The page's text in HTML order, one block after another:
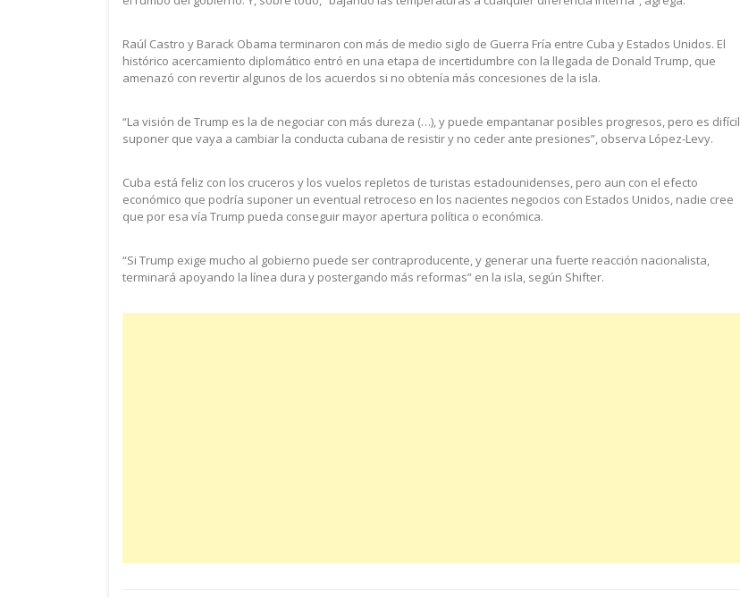
Raúl Castro y Barack Obama terminaron con más de medio siglo de Guerra Fría entre Cuba y Estados Unidos. El
histórico acercamiento diplomático entró en una etapa de incertidumbre con la llegada de Donald Trump, que
amenazó con revertir algunos de los acuerdos si no obtenía más concesiones de la isla.
“La visión de Trump es la de negociar con más dureza (…), y puede empantanar posibles progresos, pero es difícil
suponer que vaya a cambiar la conducta cubana de resistir y no ceder ante presiones”, observa López-Levy.
Cuba está feliz con los cruceros y los vuelos repletos de turistas estadounidenses, pero aun con el efecto
económico que podría suponer un eventual retroceso en los nacientes negocios con Estados Unidos, nadie cree
que por esa vía Trump pueda conseguir mayor apertura política o económica.
“Si Trump exige mucho al gobierno puede ser contraproducente, y generar una fuerte reacción nacionalista,
terminará apoyando la línea dura y postergando más reformas” en la isla, según Shifter.